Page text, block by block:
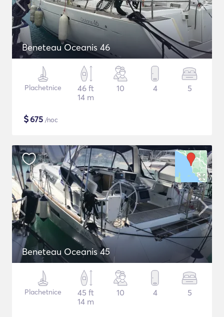
Beneteau Oceanis 46
Plachetnice
46 ft
14 m
10 4 5
$675 /noc
Beneteau Oceanis 45
Plachetnice
45 ft
14 m
10 4 5